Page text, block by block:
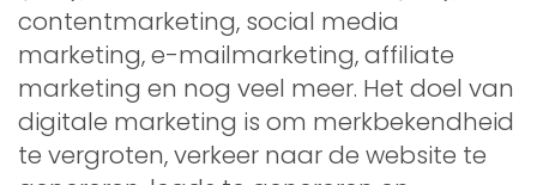
contentmarketing, social media
marketing, e-mailmarketing, affiliate
marketing en nog veel meer. Het doel van
digitale marketing is om merkbekendheid
te vergroten, verkeer naar de website te